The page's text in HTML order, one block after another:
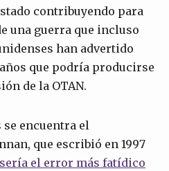
contribuyendo para
una guerra que incluso
han advertido
que podría producirse
de la OTAN.
encuentra el
que escribió en 1997
el error más fatídico